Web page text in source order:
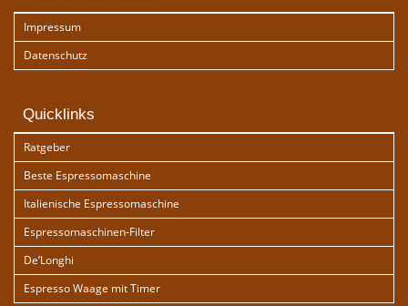
Impressum
Datenschutz
Quicklinks
Ratgeber
Beste Espressomaschine
Italienische Espressomaschine
Espressomaschinen-Filter
De’Longhi
Espresso Waage mit Timer